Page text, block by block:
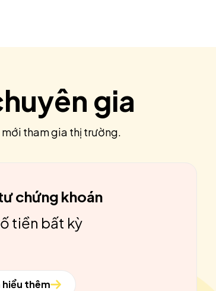
gia
tham gia thị trường.
chứng khoán
tiền bất kỳ
hiểu thêm